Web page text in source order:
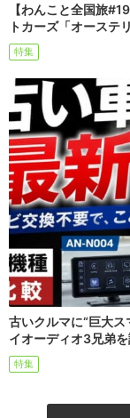
【わんこと全国旅
トカーズ「オーステ
特集
古いクルマに“巨大
イオーディオ3兄弟
特集